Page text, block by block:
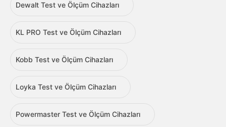
Dewalt Test ve Ölçüm Cihazları
KL PRO Test ve Ölçüm Cihazları
Kobb Test ve Ölçüm Cihazları
Loyka Test ve Ölçüm Cihazları
Powermaster Test ve Ölçüm Cihazları